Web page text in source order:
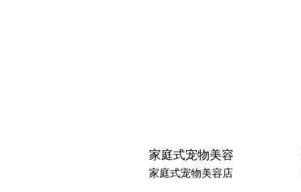
家庭式宠物美容
家庭式宠物美容店